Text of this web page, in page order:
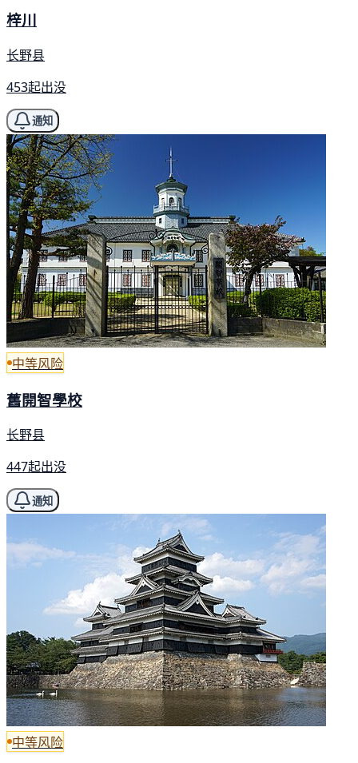
梓川
长野县
453起出没
通知
中等风险
舊開智學校
长野县
447起出没
通知
中等风险